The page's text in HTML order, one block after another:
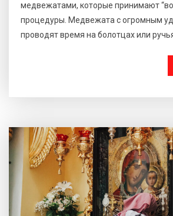
медвежатами, которые принимают
процедуры. Медвежата с огромным
проводят время на болотцах или